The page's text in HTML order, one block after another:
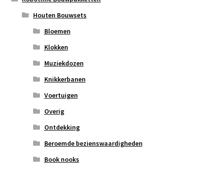
Houten Bouwsets
Bloemen
Klokken
Muziekdozen
Knikkerbanen
Voertuigen
Overig
Ontdekking
Beroemde bezienswaardigheden
Book nooks